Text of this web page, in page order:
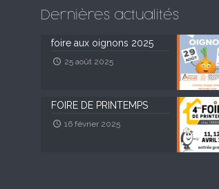
Dernières actualités
foire aux oignons 2025
25 août 2025
FOIRE DE PRINTEMPS
16 février 2025